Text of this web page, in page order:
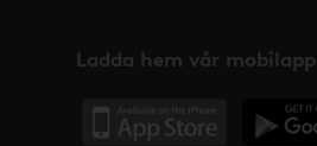
Ladda hem vår mobilapp